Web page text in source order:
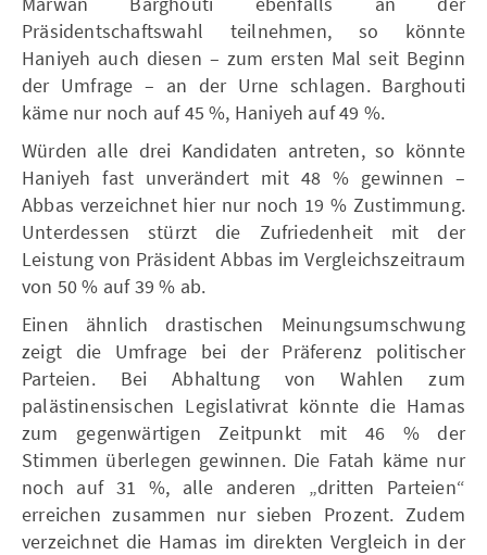
Präsidentschaftswahl teilnehmen, so könnte
Haniyeh auch diesen – zum ersten Mal seit Beginn
der Umfrage – an der Urne schlagen. Barghouti
käme nur noch auf 45 %, Haniyeh auf 49 %.
Würden alle drei Kandidaten antreten, so könnte
Haniyeh fast unverändert mit 48 % gewinnen –
Abbas verzeichnet hier nur noch 19 % Zustimmung.
Unterdessen stürzt die Zufriedenheit mit der
Leistung von Präsident Abbas im Vergleichszeitraum
von 50 % auf 39 % ab.
Einen ähnlich drastischen Meinungsumschwung
zeigt die Umfrage bei der Präferenz politischer
Parteien. Bei Abhaltung von Wahlen zum
palästinensischen Legislativrat könnte die Hamas
zum gegenwärtigen Zeitpunkt mit 46 % der
Stimmen überlegen gewinnen. Die Fatah käme nur
noch auf 31 %, alle anderen „dritten Parteien“
erreichen zusammen nur sieben Prozent. Zudem
verzeichnet die Hamas im direkten Vergleich in der